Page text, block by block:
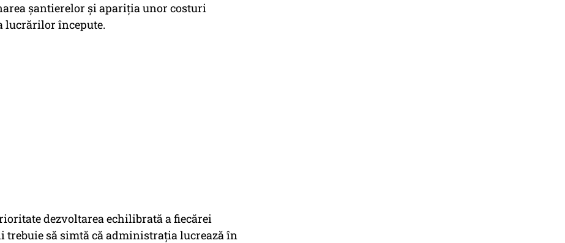
șantierelor și apariția unor costuri
lucrărilor începute.
dezvoltarea echilibrată a fiecărei
trebuie să simtă că administrația lucrează în